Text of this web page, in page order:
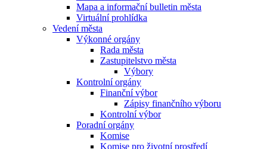
Mapa a informační bulletin města
Virtuální prohlídka
Vedení města
Výkonné orgány
Rada města
Zastupitelstvo města
Výbory
Kontrolní orgány
Finanční výbor
Zápisy finančního výboru
Kontrolní výbor
Poradní orgány
Komise
Komise pro životní prostředí